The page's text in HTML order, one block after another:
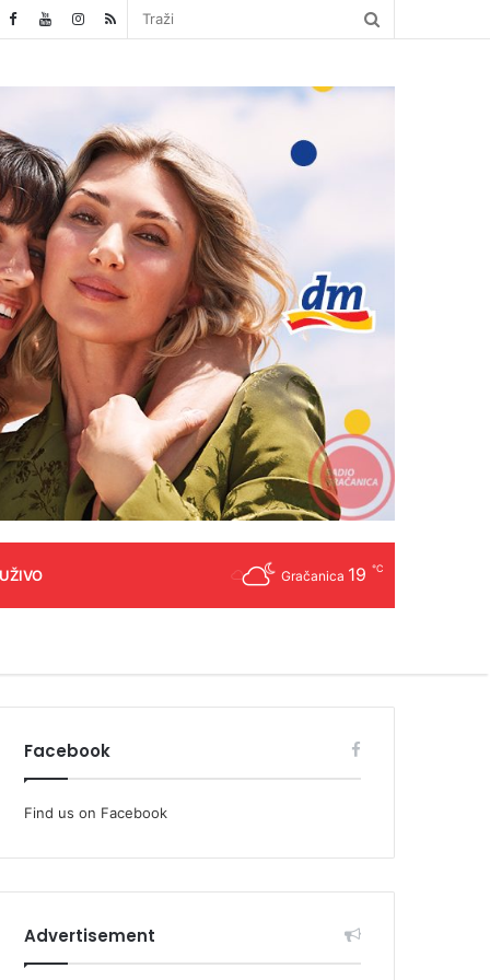
Gračanica 19 ℃
Facebook
Find us on Facebook
Advertisement